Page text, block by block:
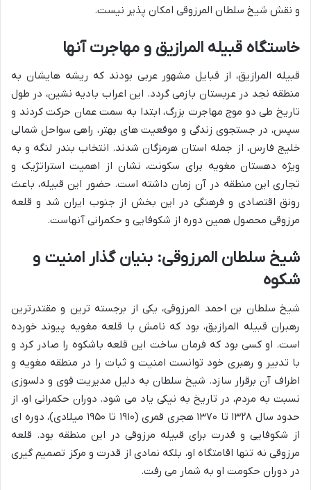
و نقش شیخ سلطان المرزوقی امکان پذیر نیست.
خاستگاه قبیله المرازیق و مهاجرت آنها
قبیله المرازیق، از قبایل مشهور عربی بودند که ریشه هایشان به
منطقه نجد در عربستان بازمی گردد. این اعراب بادیه نشین، در طول
تاریخ طی دو موج مهاجرت بزرگ، ابتدا به سمت عمان حرکت کردند و
سپس، در جستجوی زندگی و موقعیت های بهتر، راهی سواحل شمالی
خلیج فارس، از جمله استان هرمزگان شدند. انتخاب بندر لنگه و به
ویژه دهستان مغویه برای سکونت، نشان از اهمیت استراتژیک و
تجاری این منطقه در آن زمان داشته است. حضور این قبیله، باعث
رونق اقتصادی و فرهنگی در این بخش از جنوب ایران شد و قلعه
مرزوقی محصول همین دوره از شکوفایی و حکمرانی آنهاست.
شیخ سلطان المرزوقی: بنیان گذار امنیت و
شکوه
شیخ سلطان بن احمد المرزوقی، یکی از برجسته ترین و مقتدرترین
رهبران قبیله المرازیق، بود که نامش با قلعه مغویه پیوند خورده
است. او کسی بود که فرمان ساخت این قلعه باشکوه را صادر کرد و
با تدبیر و رهبری خود توانست امنیت و ثبات را در منطقه مغویه و
اطراف آن برقرار سازد. شیخ سلطان به دلیل مدیریت قوی و دلسوزی
نسبت به مردم، در تاریخ به نیکی یاد می شود. دوران حکمرانی او، از
حدود سال ۱۳۲۸ تا ۱۳۷۰ هجری قمری (۱۹۱۰ تا ۱۹۵۰ میلادی)، دوره ای
از شکوفایی و قدرت برای قبیله مرزوقی در این منطقه بود. قلعه
مرزوقی نه تنها اقامتگاه او، بلکه نمادی از قدرت و مرکز تصمیم گیری
در دوران حکومت او به شمار می رفت.